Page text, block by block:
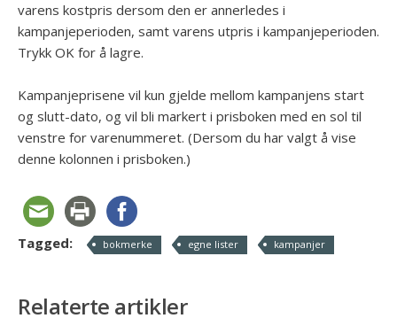
varens kostpris dersom den er annerledes i
kampanjeperioden, samt varens utpris i kampanjeperioden.
Trykk OK for å lagre.
Kampanjeprisene vil kun gjelde mellom kampanjens start
og slutt-dato, og vil bli markert i prisboken med en sol til
venstre for varenummeret. (Dersom du har valgt å vise
denne kolonnen i prisboken.)
Tagged: bokmerke egne lister kampanjer
Relaterte artikler